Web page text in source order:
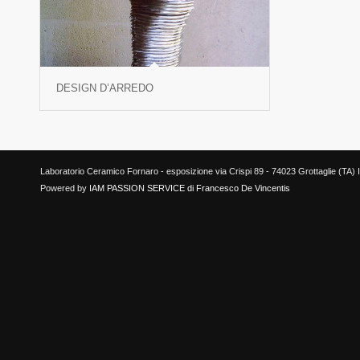
DESIGN D’ARREDO
Laboratorio Ceramico Fornaro - esposizione via Crispi 89 - 74023 Grottaglie
Powered by IAM PASSION SERVICE di Francesco De Vincentis